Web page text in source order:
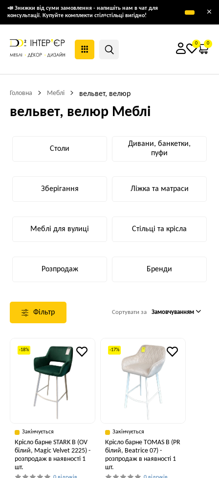
📣 Знижки від суми замовлення - напишіть нам в чат для
консультації. Купуйте комплекти стіл+стільці вигідно!
×
0 0
Головна Меблі вельвет, велюр
вельвет, велюр Меблі
Столи
Дивани, банкетки,
пуфи
Зберігання Ліжка та матраси
Меблі для вулиці Стільці та крісла
Розпродаж Бренди
Фільтр Сортувати за Замовчуванням
-18%
Закінчується
Крісло барне STARK B (OV
білий, Magic Velvet 2225) -
розпродаж в наявності 1
шт.
-17%
Закінчується
Крісло барне TOMAS B (PR
білий, Beatrice 07) -
розпродаж в наявності 1
шт.